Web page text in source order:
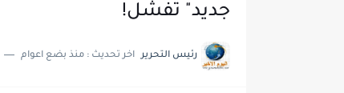
جديد" تفشل!
رئيس التحرير اخر تحديث : منذ بضع اعوام